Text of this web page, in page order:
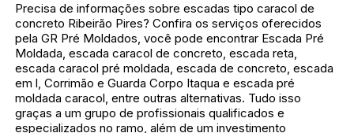
Precisa de informações sobre escadas tipo caracol de
concreto Ribeirão Pires? Confira os serviços oferecidos
pela GR Pré Moldados, você pode encontrar Escada Pré
Moldada, escada caracol de concreto, escada reta,
escada caracol pré moldada, escada de concreto, escada
em l, Corrimão e Guarda Corpo Itaqua e escada pré
moldada caracol, entre outras alternativas. Tudo isso
graças a um grupo de profissionais qualificados e
especializados no ramo, além de um investimento